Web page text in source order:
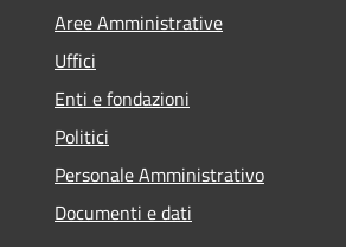
Aree Amministrative
Uffici
Enti e fondazioni
Politici
Personale Amministrativo
Documenti e dati